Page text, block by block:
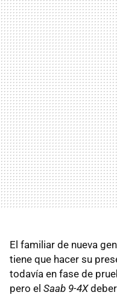
El familiar de nueva
tiene que hacer su
todavía en fase de
pero el Saab 9-4X